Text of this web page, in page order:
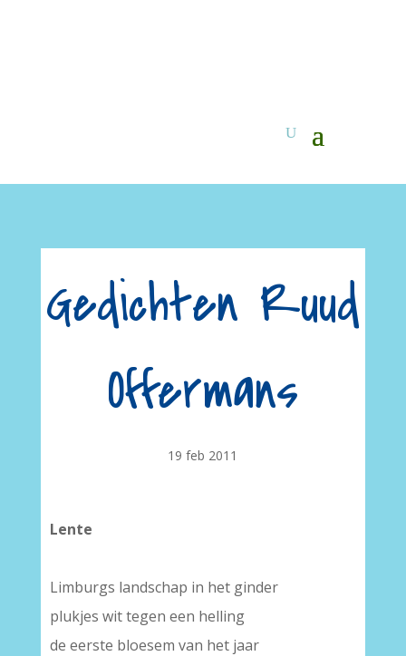
Gedichten Ruud
Offermans
19 feb 2011
Lente
Limburgs landschap in het ginder
plukjes wit tegen een helling
de eerste bloesem van het jaar